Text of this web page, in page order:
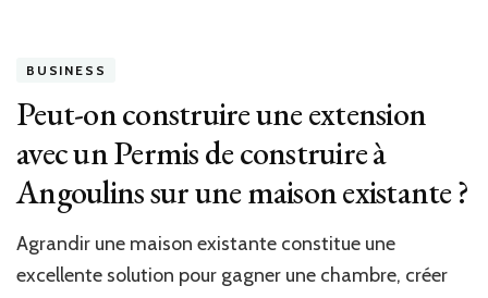
une
BUSINESS
Peut-on construire une extension
avec un Permis de construire à
Angoulins sur une maison existante ?
Agrandir une maison existante constitue une
excellente solution pour gagner une chambre, créer